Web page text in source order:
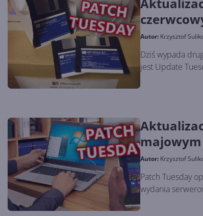
Autor: Krzysztof
Dziś wypada
jest Update
Autor: Krzysztof
Patch Tuesday
wydania